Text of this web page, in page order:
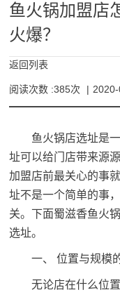
鱼火锅加盟店
火爆？
返回列表
阅读次数 :385次 |
鱼火锅店选址是一
址可以给门店带来源
加盟店前最关心的事
址不是一个简单的事
关。下面蜀滋香鱼火
选址。
一、 位置与规模
无论店在什么位置